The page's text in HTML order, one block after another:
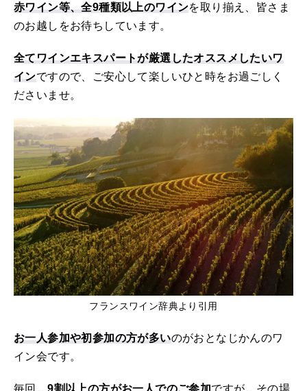
赤ワイン等、全9種類以上のワインを取り揃え、皆さま
のお越しをお待ちしています。
全てワインエキスパートが厳選したオススメしたいワ
インですので、ご安心して楽しいひと時をお過ごしく
ださいませ。
フランスワイン辞典より引用
お一人参加や初参加の方が多いのがおとなじかんのワ
イン会です。
毎回、9割以上の方がお一人でのご参加ですが、その場